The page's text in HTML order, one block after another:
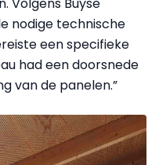
Volgens Buyse
nodige technische
een specifieke
had een doorsnede
van de panelen.”